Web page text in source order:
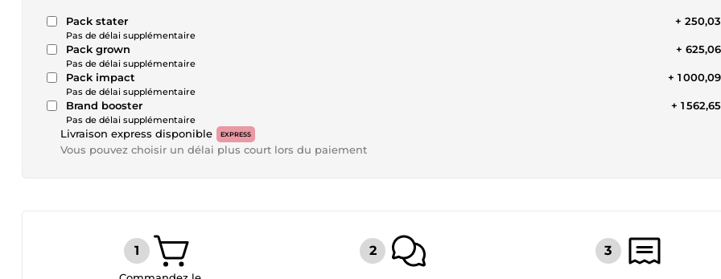
Pack stater
Pas de délai supplémentaire
+
Pack grown
Pas de délai supplémentaire
+
Pack impact
Pas de délai supplémentaire
+ 1
Brand booster
Pas de délai supplémentaire
+ 1
Livraison express disponible EXPRESS
Vous pouvez choisir un délai plus court lors du paiement